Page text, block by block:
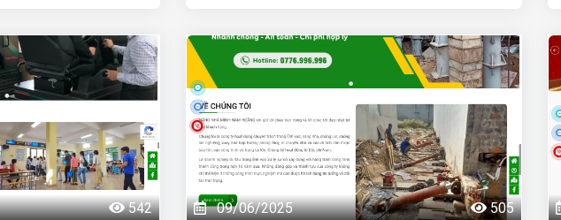
542 09/06/2025 505